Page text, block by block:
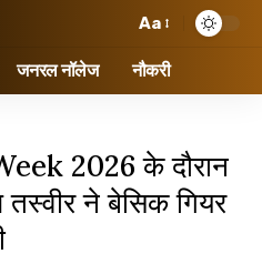
Aa
जनरल नॉलेज नौकरी
2026 के दौरान
ने बेसिक गियर